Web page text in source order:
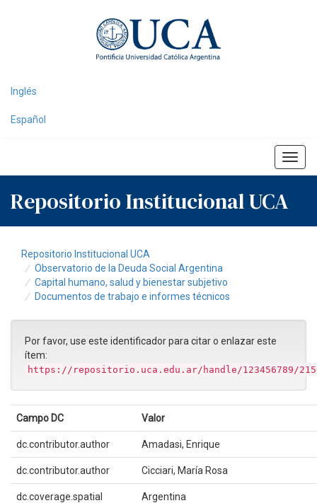
Inglés
Español
Repositorio Institucional UCA
Repositorio Institucional UCA
Observatorio de la Deuda Social Argentina
Capital humano, salud y bienestar subjetivo
Documentos de trabajo e informes técnicos
Por favor, use este identificador para citar o enlazar este
ítem:
https://repositorio.uca.edu.ar/handle/123456789/
Campo DC Valor
dc.contributor.author Amadasi, Enrique
dc.contributor.author Cicciari, María Rosa
dc.coverage.spatial Argentina